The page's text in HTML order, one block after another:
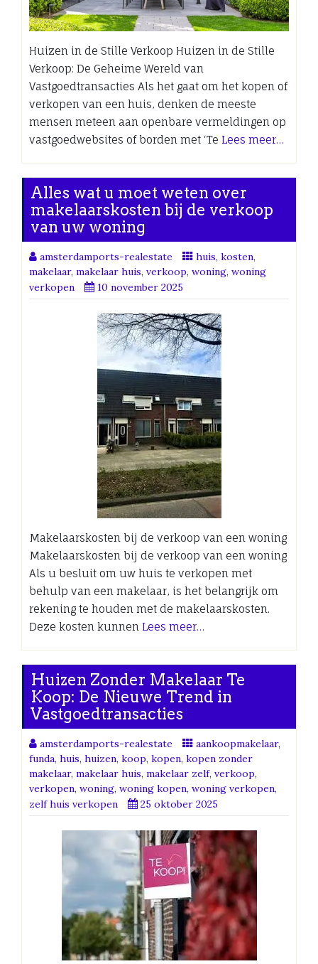
Huizen in de Stille Verkoop Huizen in de Stille
Verkoop: De Geheime Wereld van
Vastgoedtransacties Als het gaat om het kopen of
verkopen van een huis, denken de meeste
mensen meteen aan openbare vermeldingen op
vastgoedwebsites of borden met ‘Te Lees meer…
Alles wat u moet weten over
makelaarskosten bij de verkoop
van uw woning
amsterdamports-realestate huis, kosten,
makelaar, makelaar huis, verkoop, woning, woning
verkopen
10 november 2025
Makelaarskosten bij de verkoop van een woning
Makelaarskosten bij de verkoop van een woning
Als u besluit om uw huis te verkopen met
behulp van een makelaar, is het belangrijk om
rekening te houden met de makelaarskosten.
Deze kosten kunnen Lees meer…
Huizen Zonder Makelaar Te
Koop: De Nieuwe Trend in
Vastgoedtransacties
amsterdamports-realestate aankoopmakelaar,
funda, huis, huizen, koop, kopen, kopen zonder
makelaar, makelaar huis, makelaar zelf, verkoop,
verkopen, woning, woning kopen, woning verkopen,
zelf huis verkopen
25 oktober 2025